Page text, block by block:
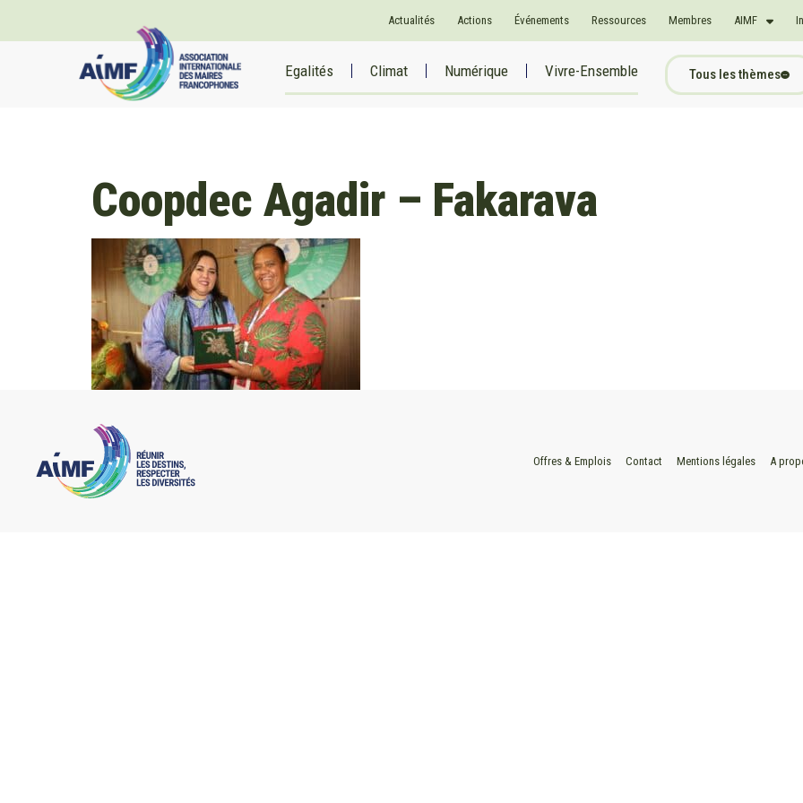
Actualités Actions Événements Ressources Membres AIMF
Egalités Climat Numérique Vivre-Ensemble Tous les thèmes
Coopdec Agadir – Fakarava
Offres & Emplois Contact Mentions légales A